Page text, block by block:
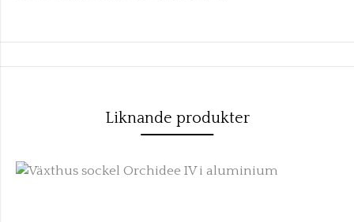
Liknande produkter